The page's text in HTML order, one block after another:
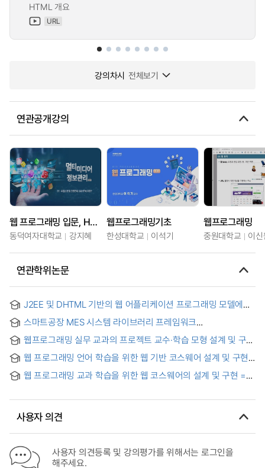
HTML 개요
URL
강의차시 전체보기
연관공개강의
웹 프로그래밍 입문, HTML5와 CSS5
동덕여자대학교 강지혜
웹프로그래밍기초
한성대학교 이석기
웹프로그래밍
중원대학교 이
연관학위논문
J2EE 및 DHTML 기반의 웹 어플리케이션 프로그래밍 모델에
model based on Java 2 platform, enterprise edition and
dynamic HTML
스마트공장 MES 시스템 라이브러리 프레임워크
System Library Framework (Web Server Program)
Curriculum Development
웹프로그래밍 실무 교과의 프로젝트 교수·학습 모형 설계 및 구현
Web programming Practice
웹 프로그래밍 언어 학습을 위한 웹 기반 코스웨어 설계 및 구현
Courseware for Learning Web Programming Languages
웹 프로그래밍 교과 학습을 위한 웹 코스웨어의 설계 및 구현 =
사용자 의견
사용자 의견등록 및 강의평가를 위해서는 로그인을
해주세요.